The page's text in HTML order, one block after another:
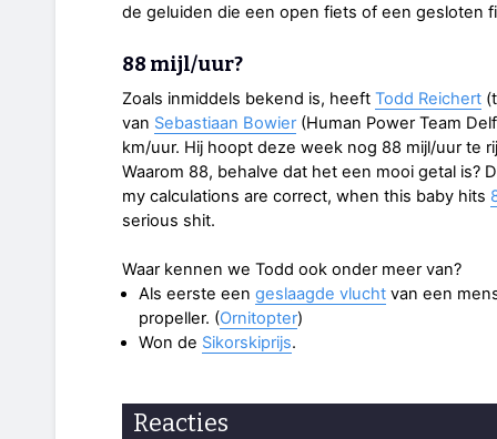
de geluiden die een open fiets of een gesloten
88 mijl/uur?
Zoals inmiddels bekend is, heeft Todd Reichert
van Sebastiaan Bowier (Human Power Team
km/uur. Hij hoopt deze week nog 88 mijl/uur te
Waarom 88, behalve dat het een mooi getal is?
my calculations are correct, when this baby hits
serious shit.
Waar kennen we Todd ook onder meer van?
Als eerste een geslaagde vluchtvan een
propeller. (Ornitopter)
Won de Sikorskiprijs.
Reacties